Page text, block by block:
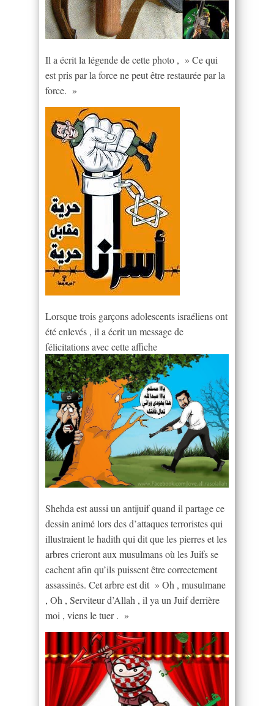
Il a écrit la légende de cette photo , » Ce qui
est pris par la force ne peut être restaurée par la
force. »
Lorsque trois garçons adolescents israéliens ont
été enlevés , il a écrit un message de
félicitations avec cette affiche
Shehda est aussi un antijuif quand il partage ce
dessin animé lors des d’attaques terroristes qui
illustraient le hadith qui dit que les pierres et les
arbres crieront aux musulmans où les Juifs se
cachent afin qu’ils puissent être correctement
assassinés. Cet arbre est dit » Oh , musulmane
, Oh , Serviteur d’Allah , il ya un Juif derrière
moi , viens le tuer . »